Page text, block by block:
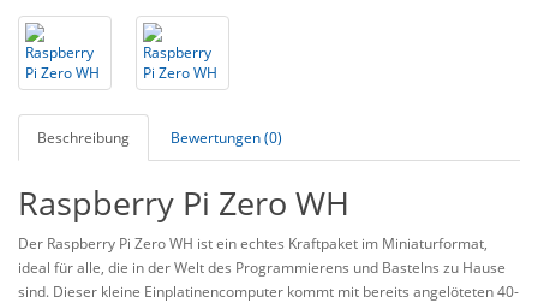
Beschreibung Bewertungen (0)
Raspberry Pi Zero WH
Der Raspberry Pi Zero WH ist ein echtes Kraftpaket im Miniaturformat,
ideal für alle, die in der Welt des Programmierens und Bastelns zu Hause
sind. Dieser kleine Einplatinencomputer kommt mit bereits angelöteten 40-